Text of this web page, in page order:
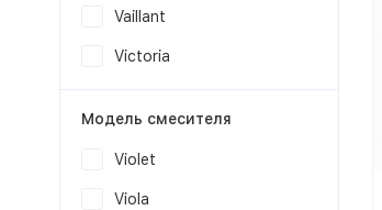
Vaillant
Victoria
Модель смесителя
Violet
Viola